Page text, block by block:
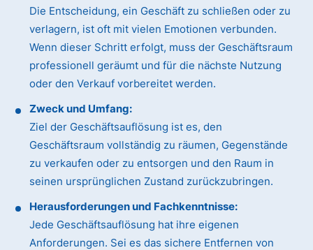
Die Entscheidung, ein Geschäft zu schließen oder zu
verlagern, ist oft mit vielen Emotionen verbunden.
Wenn dieser Schritt erfolgt, muss der Geschäftsraum
professionell geräumt und für die nächste Nutzung
oder den Verkauf vorbereitet werden.
Zweck und Umfang:
Ziel der Geschäftsauflösung ist es, den
Geschäftsraum vollständig zu räumen, Gegenstände
zu verkaufen oder zu entsorgen und den Raum in
seinen ursprünglichen Zustand zurückzubringen.
Herausforderungen und Fachkenntnisse:
Jede Geschäftsauflösung hat ihre eigenen
Anforderungen. Sei es das sichere Entfernen von